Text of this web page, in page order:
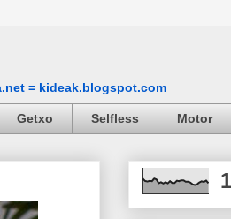
= kideak.blogspot.com
Getxo Selfless Motor